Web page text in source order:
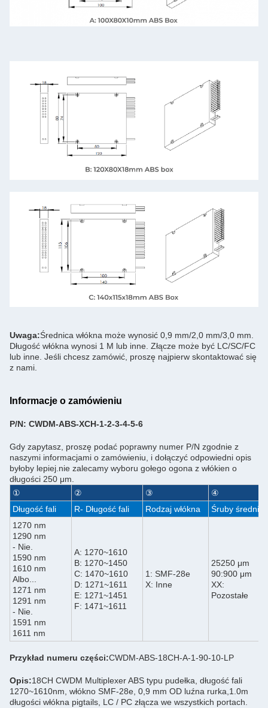
Uwaga:Średnica włókna może wynosić 0,9 mm/2,0 mm/3,0 mm.
Długość włókna wynosi 1 M lub inne. Złącze może być LC/SC/FC
lub inne. Jeśli chcesz zamówić, proszę najpierw skontaktować się
z nami.
Informacje o zamówieniu
P/N: CWDM-ABS-XCH-1-2-3-4-5-6
Gdy zapytasz, proszę podać poprawny numer P/N zgodnie z
naszymi informacjami o zamówieniu, i dołączyć odpowiedni opis
byłoby lepiej.nie zalecamy wyboru gołego ogona z włókien o
długości 250 μm.
①
② ③
④
Długość fali
R- Długość fali Rodzaj włókna
Śruby średnica
1270 nm
1290 nm
- Nie.
1590 nm
1610 nm
Albo...
1271 nm
1291 nm
- Nie.
1591 nm
1611 nm
A: 1270~1610
B: 1270~1450
C: 1470~1610
D: 1271~1611
E: 1271~1451
F: 1471~1611
1: SMF-28e
X: Inne
25250 μm
90:900 μm
XX:
Pozostałe
Przykład numeru części:CWDM-ABS-18CH-A-1-90-10-LP
Opis:18CH CWDM Multiplexer ABS typu pudełka, długość fali
1270~1610nm, włókno SMF-28e, 0,9 mm OD luźna rurka,1.0m
długości włókna pigtails, LC / PC złącza we wszystkich portach.